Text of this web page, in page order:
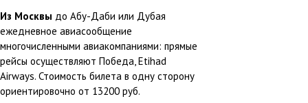
Из Москвы до Абу-Даби или Дубая
ежедневное авиасообщение
многочисленными авиакомпаниями: прямые
рейсы осуществляют Победа, Etihad
Airways. Стоимость билета в одну сторону
ориентировочно от 13200 руб.